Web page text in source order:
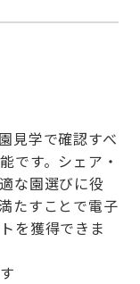
見学で確認すべ
です。シェア・
な園選びに役
たすことで電子
を獲得できま